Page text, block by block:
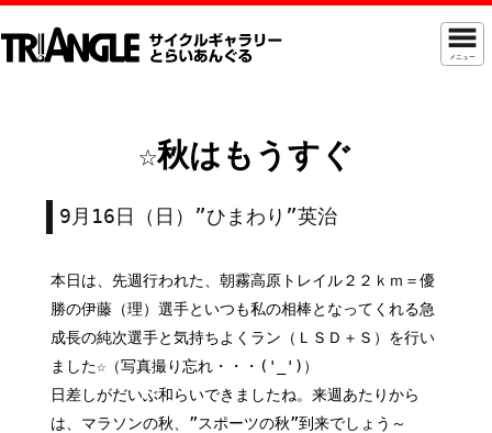
メニュー
☆秋はもうすぐ
9月16日（日）”ひまわり”英治
本日は、先週行われた、朝霧高原トレイル２２ｋｍ＝優
勝の伊藤（理）選手といつも私の相棒となってくれる急
成長の純次選手と気持ちよくラン（ＬＳＤ＋Ｓ）を行い
ました☆（写真撮り忘れ・・・('_')）
日差しがだいぶ和らいできましたね。来週あたりから
は、マラソンの秋、”スポーツの秋”到来でしょう～